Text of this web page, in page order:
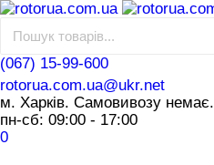
(067) 15-99-600
rotorua.com.ua@ukr.net
м. Харків. Самовивозу немає.
пн-сб: 09:00 - 17:00
0